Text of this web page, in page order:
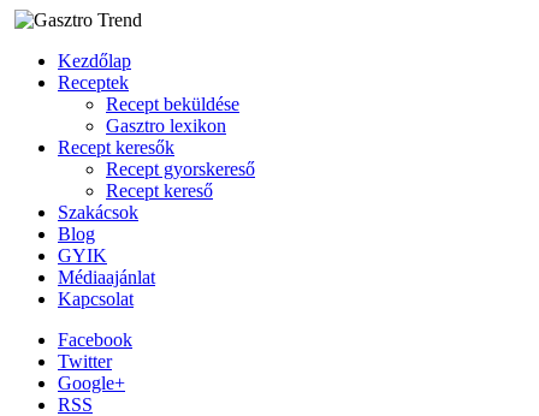
Kezdőlap
Receptek
Recept beküldése
Gasztro lexikon
Recept keresők
Recept gyorskereső
Recept kereső
Szakácsok
Blog
GYIK
Médiaajánlat
Kapcsolat
Facebook
Twitter
Google+
RSS